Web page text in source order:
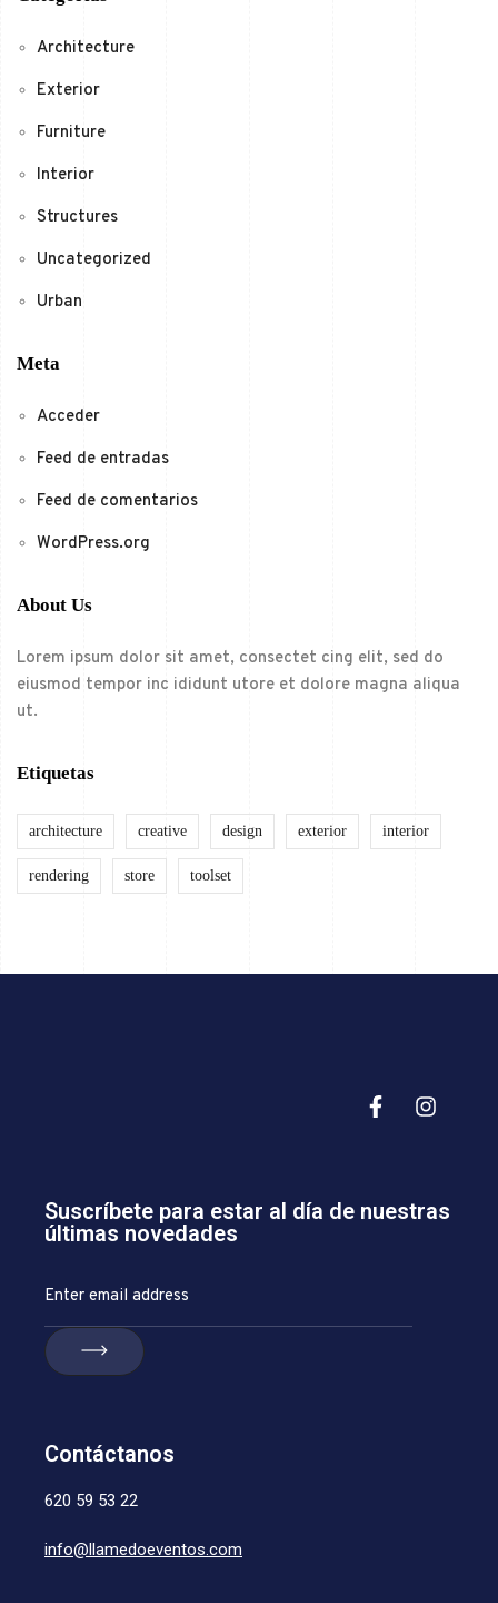
Architecture
Exterior
Furniture
Interior
Structures
Uncategorized
Urban
Meta
Acceder
Feed de entradas
Feed de comentarios
WordPress.org
About Us
Lorem ipsum dolor sit amet, consectet cing elit, sed do
eiusmod tempor inc ididunt utore et dolore magna aliqua
ut.
Etiquetas
architecture creative design exterior interior
rendering store toolset
Suscríbete para estar al día de nuestras
últimas novedades
Contáctanos
620 59 53 22
info@llamedoeventos.com